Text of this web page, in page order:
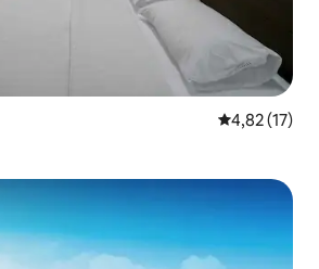
Prosječna
4,82 (17)